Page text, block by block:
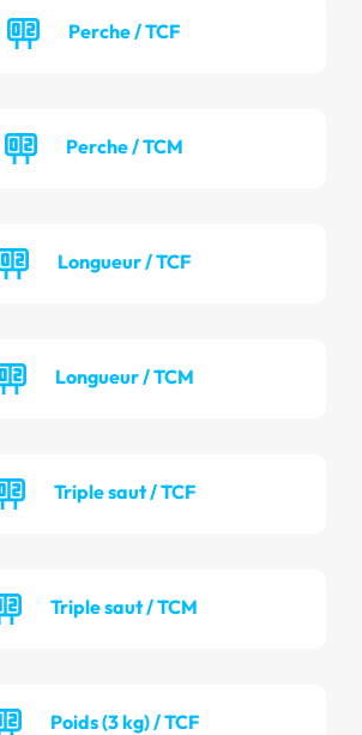
Perche / TCF
Perche / TCM
Longueur / TCF
Longueur / TCM
Triple saut / TCF
Triple saut / TCM
Poids (3 kg) / TCF